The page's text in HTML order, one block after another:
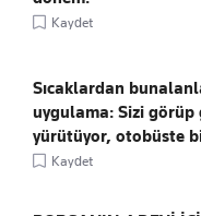
Kaydet
Sıcaklardan
uygulama: Sizi görüp
yürütüyor, otobüste
Kaydet